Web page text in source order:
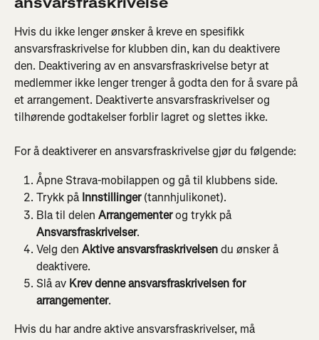
Hvis du ikke lenger ønsker å kreve en spesifikk
ansvarsfraskrivelse for klubben din, kan du deaktivere
den. Deaktivering av en ansvarsfraskrivelse betyr at
medlemmer ikke lenger trenger å godta den for å svare på
et arrangement. Deaktiverte ansvarsfraskrivelser og
tilhørende godtakelser forblir lagret og slettes ikke.
For å deaktiverer en ansvarsfraskrivelse gjør du følgende:
Åpne Strava-mobilappen og gå til klubbens side.
Trykk på Innstillinger (tannhjulikonet).
Bla til delen Arrangementer og trykk på
Ansvarsfraskrivelser.
Velg den Aktive ansvarsfraskrivelsen du ønsker å
deaktivere.
Slå av Krev denne ansvarsfraskrivelsen for
arrangementer.
Hvis du har andre aktive ansvarsfraskrivelser, må